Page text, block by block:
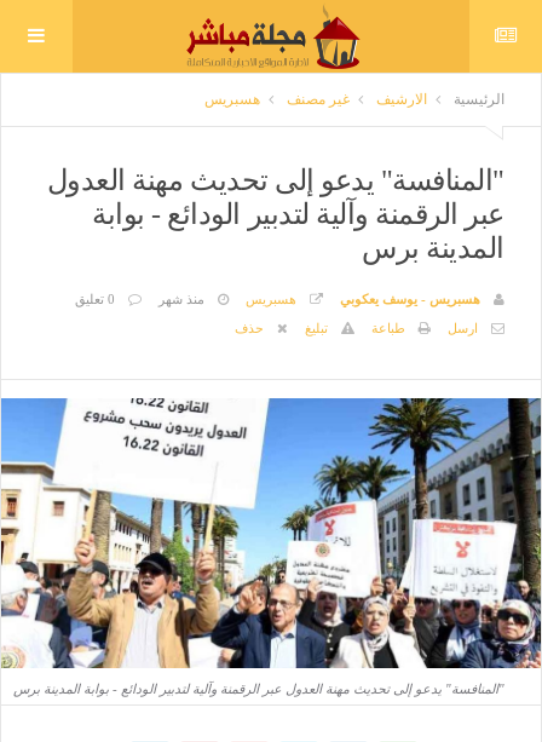
الرئيسية الارشيف غير مصنف هسبريس
"المنافسة" يدعو إلى تحديث مهنة العدول
عبر الرقمنة وآلية لتدبير الودائع - بوابة
المدينة برس
هسبريس - يوسف يعكوبي هسبريس منذ شهر
0 تعليق
ارسل
طباعة تبليغ حذف
"المنافسة" يدعو إلى تحديث مهنة العدول عبر الرقمنة وآلية لتدبير الودائع - بوابة المدينة برس